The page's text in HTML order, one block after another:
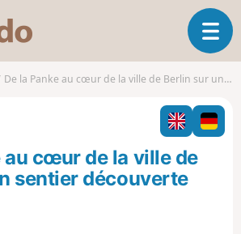
s
o
o
O
u
i
r
l
De la Panke au cœur de la ville de Berlin sur un sentier découverte nature
au cœur de la ville de
sentier découverte